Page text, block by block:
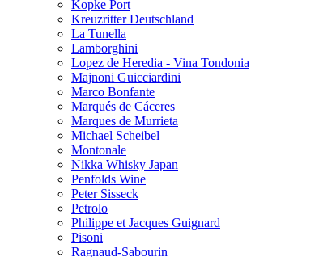
Kopke Port
Kreuzritter Deutschland
La Tunella
Lamborghini
Lopez de Heredia - Vina Tondonia
Majnoni Guicciardini
Marco Bonfante
Marqués de Cáceres
Marques de Murrieta
Michael Scheibel
Montonale
Nikka Whisky Japan
Penfolds Wine
Peter Sisseck
Petrolo
Philippe et Jacques Guignard
Pisoni
Ragnaud-Sabourin